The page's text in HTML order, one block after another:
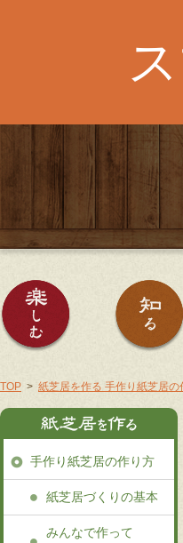
紙芝居を楽しむ
TOP 紙芝居を作る 手作り紙芝居の
手作り紙芝居の作り方
紙芝居づくりの基本
みんなで作って